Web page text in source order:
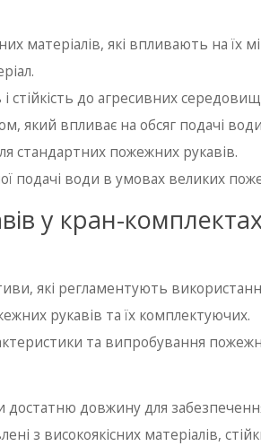
матеріалів, які впливають на їх
стійкість до агресивних
який впливає на обсяг подачі
стандартних пожежних рукавів.
подачі води в умовах великих
у кран-
які регламентують
рукавів та їх комплектуючих.
та випробування
довжину для
з високоякісних матеріалів,